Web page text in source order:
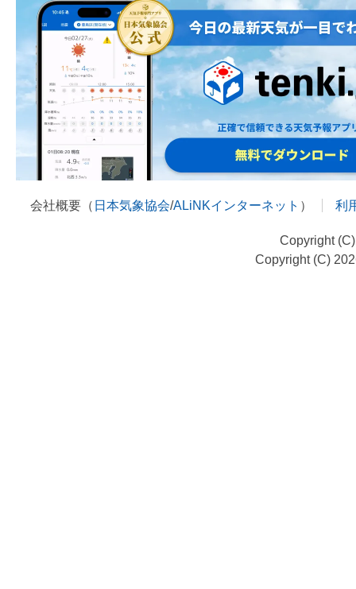
会社概要（ 日本気象協会/ALiNKインターネット ） 利
Copyright
Copyright (C)